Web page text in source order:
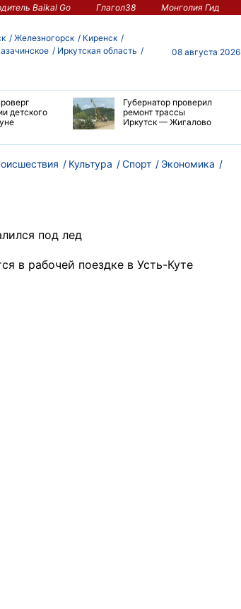
Baikal Go Глагол38 Монголия Гид
Железногорск
Киренск
Иркутская область
08 августа 2026
детского
Губернатор проверил
ремонт трассы
Иркутск — Жигалово
Культура Спорт
Экономика
под лед
в рабочей поездке в Усть-Куте